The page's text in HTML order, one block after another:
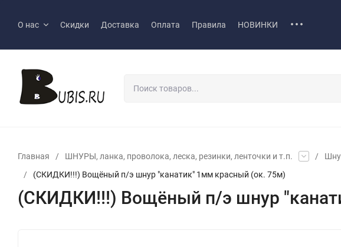
О нас Скидки Доставка Оплата Правила НОВИНКИ
Главная / ШНУРЫ, ланка, проволока, леска, резинки, ленточки и т.п. /
/
(СКИДКИ!!!) Вощёный п/э шнур "канатик" 1мм красный (ок. 75м)
(СКИДКИ!!!) Вощёный п/э шнур